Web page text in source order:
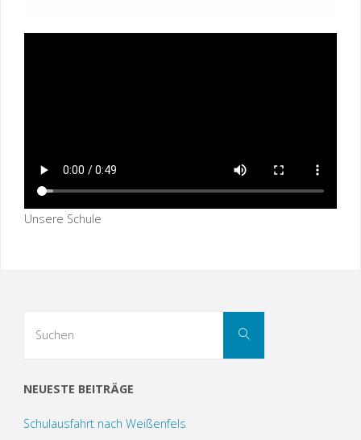
Unsere Schule
Suchen
NEUESTE BEITRÄGE
Schulausfahrt nach Weißenfels